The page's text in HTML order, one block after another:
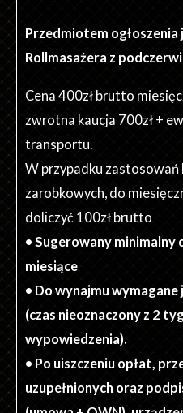
Przedmiotem ogłoszenia
Rollmasażera z
Cena 400zł brutto
zwrotna kaucja 700zł +
transportu.
W przypadku zastosowań
zarobkowych, do
doliczyć 100zł brutto
• Sugerowany minimalny
miesiące
• Do wynajmu
(czas nieoznaczony z 2
wypowiedzenia).
• Po uiszczeniu opłat,
uzupełnionych oraz